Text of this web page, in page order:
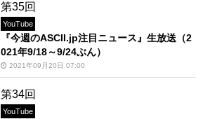
第35回
YouTube
『今週のASCII.jp注目ニュース』生放送（2
021年9/18～9/24ぶん）
2021年09月20日 07:00
第34回
YouTube